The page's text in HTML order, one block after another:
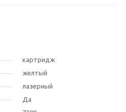
картридж
желтый
лазерный
Да